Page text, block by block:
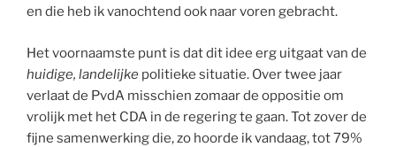
en die heb ik vanochtend ook naar voren gebracht.
Het voornaamste punt is dat dit idee erg uitgaat van de
huidige, landelijke politieke situatie. Over twee jaar
verlaat de PvdA misschien zomaar de oppositie om
vrolijk met het CDA in de regering te gaan. Tot zover de
fijne samenwerking die, zo hoorde ik vandaag, tot 79%